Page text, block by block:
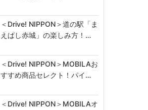
＜Drive! NIPPON＞道の駅「ま
えばし赤城」の楽しみ方！…
＜Drive! NIPPON＞MOBILAお
すすめ商品セレクト！パイ…
＜Drive! NIPPON＞MOBILAオ